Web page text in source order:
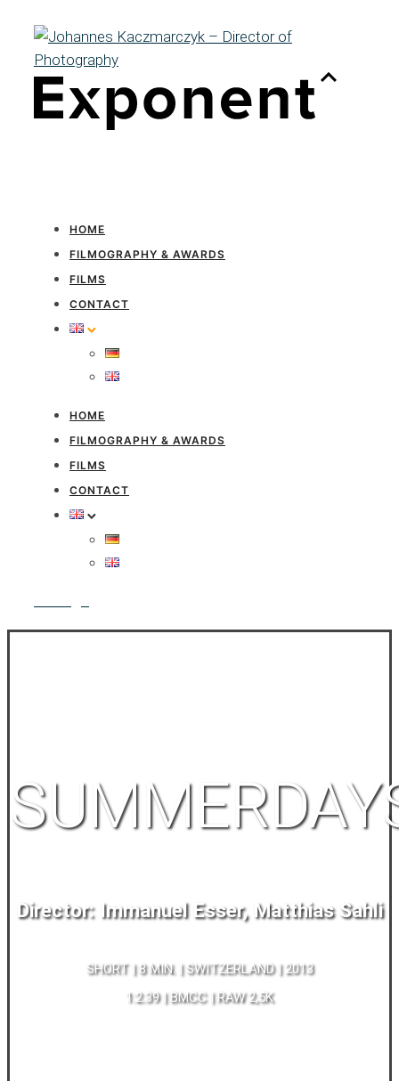
HOME
FILMOGRAPHY & AWARDS
FILMS
CONTACT
HOME
FILMOGRAPHY & AWARDS
FILMS
CONTACT
Director: Immanuel Esser, Matthias Sahli
SHORT | 8 MIN. | SWITZERLAND | 2013
1:2.39 | BMCC | RAW 2,5K